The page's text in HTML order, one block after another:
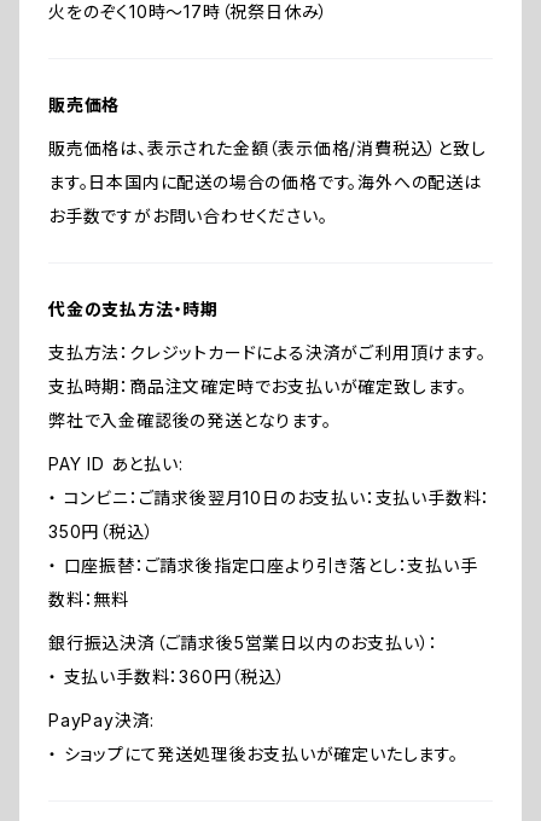
火をのぞく10時～17時（祝祭日休み）
販売価格
販売価格は、表示された金額（表示価格/消費税込）と致し
ます。日本国内に配送の場合の価格です。海外への配送は
お手数ですがお問い合わせください。
代金の支払方法・時期
支払方法：クレジットカードによる決済がご利用頂けます。
支払時期：商品注文確定時でお支払いが確定致します。
弊社で入金確認後の発送となります。
PAY ID あと払い:
・ コンビニ：ご請求後翌月10日のお支払い：支払い手数料：
350円（税込）
・ 口座振替：ご請求後指定口座より引き落とし：支払い手
数料：無料
銀行振込決済（ご請求後5営業日以内のお支払い）：
・ 支払い手数料：360円（税込）
PayPay決済:
・ ショップにて発送処理後お支払いが確定いたします。